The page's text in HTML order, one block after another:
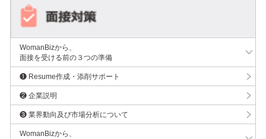
WomanBizから、
面接を受ける前の３つの準備
❶ Resume作成・添削サポート
❷ 企業説明
❸ 業界動向及び市場分析について
WomanBizから、